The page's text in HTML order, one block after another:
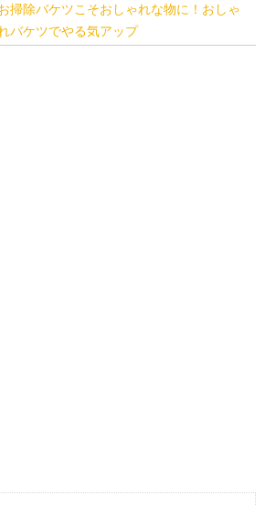
掃除バケツこそおしゃれな物に！おしゃ
バケツでやる気アップ
効？ダニの駆除方法